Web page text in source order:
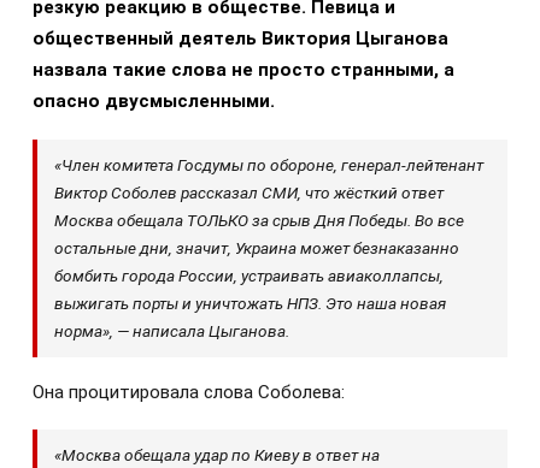
резкую реакцию в обществе. Певица и
общественный деятель Виктория Цыганова
назвала такие слова не просто странными, а
опасно двусмысленными.
«Член комитета Госдумы по обороне, генерал-лейтенант
Виктор Соболев рассказал СМИ, что жёсткий ответ
Москва обещала ТОЛЬКО за срыв Дня Победы. Во все
остальные дни, значит, Украина может безнаказанно
бомбить города России, устраивать авиаколлапсы,
выжигать порты и уничтожать НПЗ. Это наша новая
норма», — написала Цыганова.
Она процитировала слова Соболева:
«Москва обещала удар по Киеву в ответ на